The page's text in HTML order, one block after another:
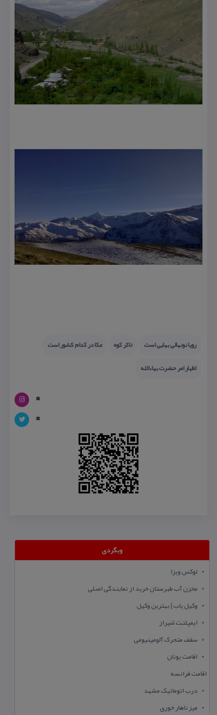
رویا نونهالی بهایی است تاكر كوه
عكا در كدام كشور است
اظهار امر حضرت بهاءالله
وبگردی
لوکس ویزا
مخزن آب طبرستان خرید از نمایندگی اصلی
وکیل یاب | بهترین وکیل
ایمپلنت شیراز
سقف متحرک آلومینیومی
اقامت یونان
اقامت فرانسه
درب اتوماتیک مشهد
میز ناهار خوری